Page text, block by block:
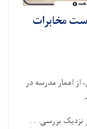
مخابرات
اعمار مدرسه در
نزدیک بررسی. . .